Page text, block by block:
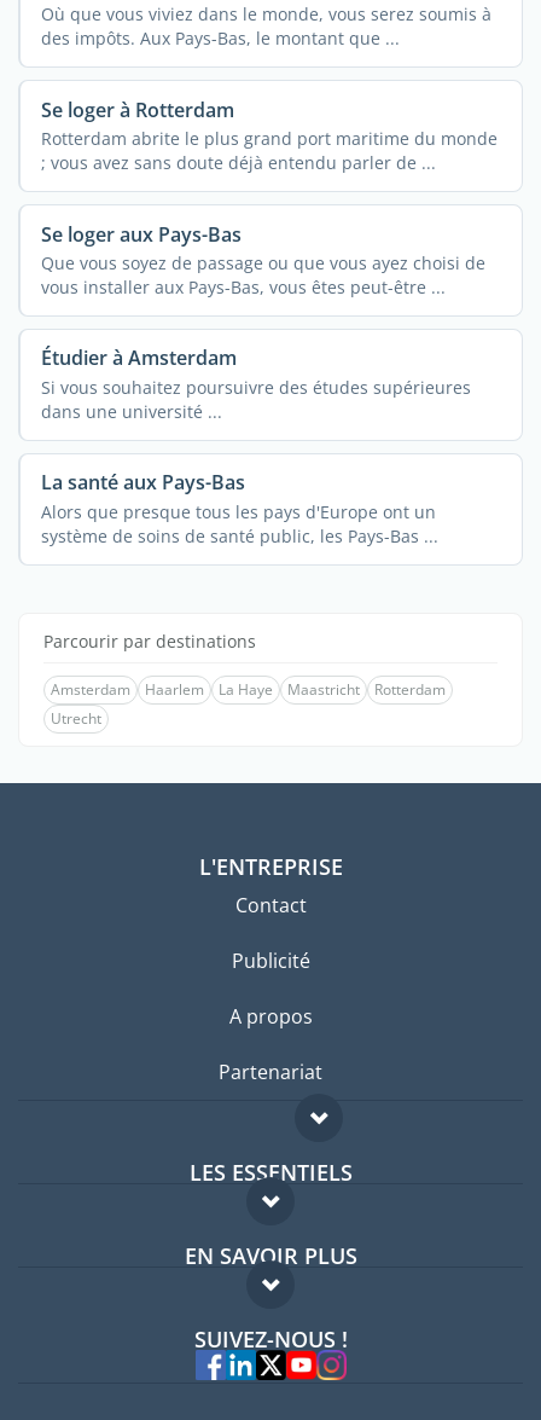
Où que vous viviez dans le monde, vous serez soumis à
des impôts. Aux Pays-Bas, le montant que ...
Se loger à Rotterdam
Rotterdam abrite le plus grand port maritime du monde
; vous avez sans doute déjà entendu parler de ...
Se loger aux Pays-Bas
Que vous soyez de passage ou que vous ayez choisi de
vous installer aux Pays-Bas, vous êtes peut-être ...
Étudier à Amsterdam
Si vous souhaitez poursuivre des études supérieures
dans une université ...
La santé aux Pays-Bas
Alors que presque tous les pays d'Europe ont un
système de soins de santé public, les Pays-Bas ...
Parcourir par destinations
Amsterdam Haarlem La Haye Maastricht
Rotterdam
Utrecht
L'ENTREPRISE
Contact
Publicité
A propos
Partenariat
LES ESSENTIELS
Forum expatriés
Guides pays
EN SAVOIR PLUS
FAQ
Experts
SUIVEZ-NOUS !